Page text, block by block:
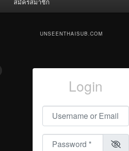
UNSEENTHAISUB.COM
Login
Username or Email
Password